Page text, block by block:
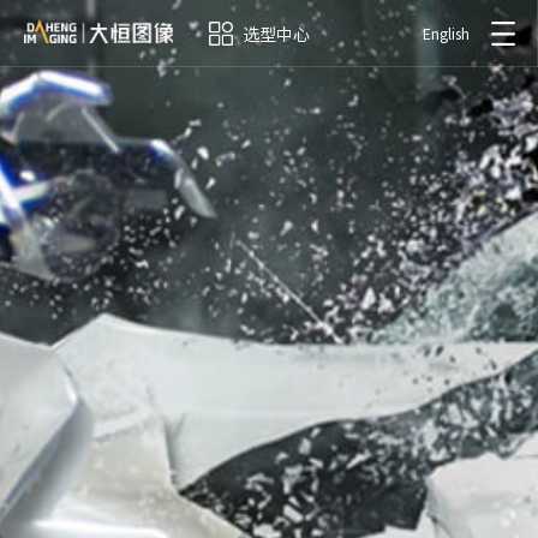
选型中心 English